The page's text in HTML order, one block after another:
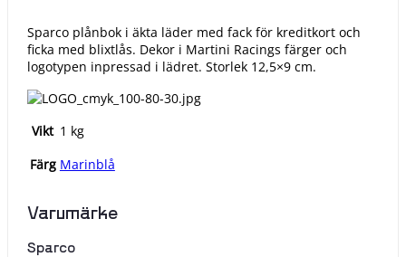
Sparco plånbok i äkta läder med fack för kreditkort och
ficka med blixtlås. Dekor i Martini Racings färger och
logotypen inpressad i lädret. Storlek 12,5×9 cm.
Vikt 1 kg
Färg Marinblå
Varumärke
Sparco